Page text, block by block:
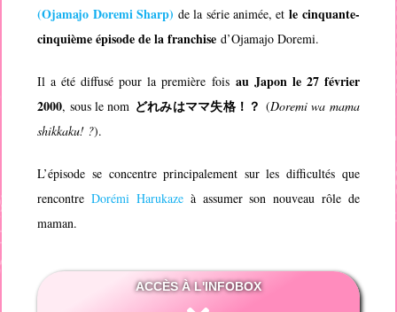
(Ojamajo Doremi Sharp) de la série animée, etle cinquante-
cinquième épisode de la franchise d’Ojamajo Doremi.
Il a été diffusé pour la première fois au Japon le 27 février
2000, sous le nom どれみはママ失格！？ (Doremi wa mama
shikkaku! ?).
L’épisode se concentre principalement sur les difficultés que
rencontreDorémi Harukazeà assumer son nouveau rôle de
maman.
ACCÈS À L'INFOBOX